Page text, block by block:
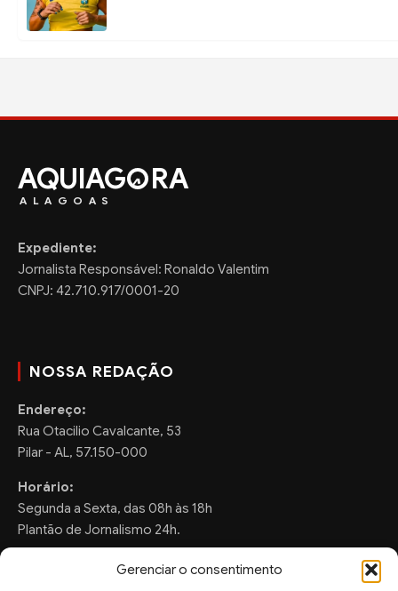
Gerenciar o consentimento
AQUIAG RA
ALAGOAS
Expediente:
Jornalista Responsável: Ronaldo Valentim
CNPJ: 42.710.917/0001-20
NOSSA REDAÇÃO
Endereço:
Rua Otacilio Cavalcante, 53
Pilar - AL, 57.150-000
Horário:
Segunda a Sexta, das 08h às 18h
Plantão de Jornalismo 24h.